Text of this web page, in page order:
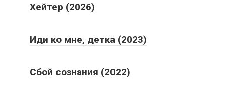
Хейтер (2026)
Иди ко мне, детка (2023)
Сбой сознания (2022)